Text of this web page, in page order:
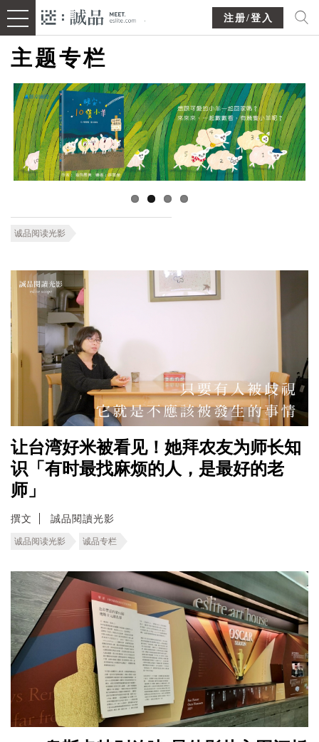
注册/登入
主题专栏
诚品阅读光影
让台湾好米被看见！她拜农友为师长知
识「有时最找麻烦的人，是最好的老
师」
撰文 誠品閱讀光影
诚品阅读光影 诚品专栏